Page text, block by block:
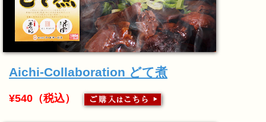
Aichi-Collaboration どて煮
¥540（税込）